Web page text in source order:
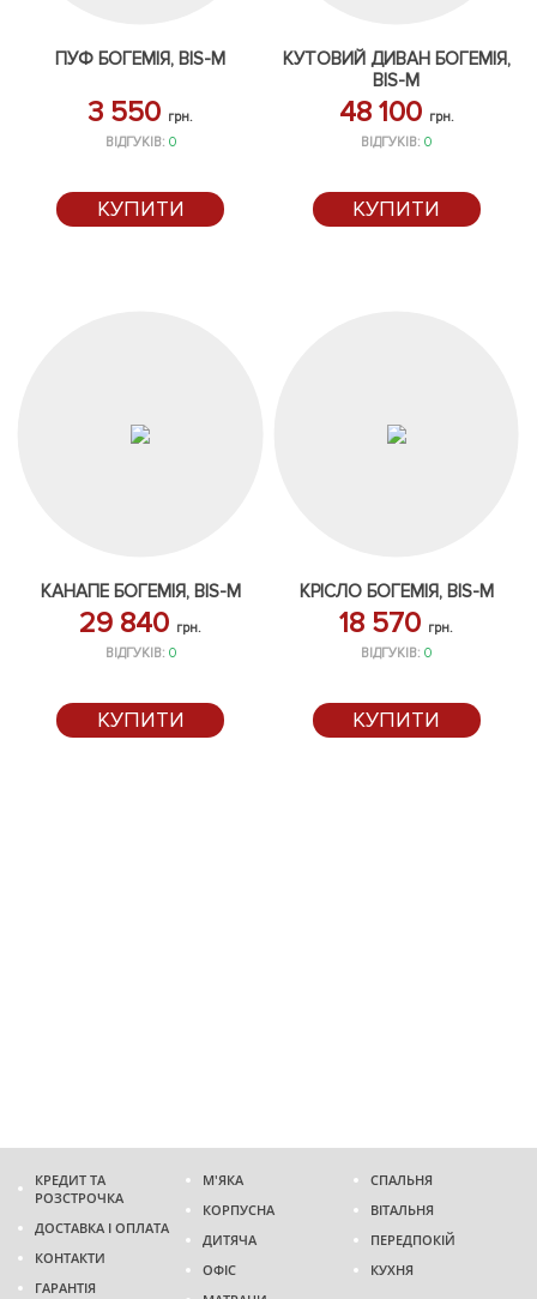
ПУФ БОГЕМІЯ, BIS-M
3 550 грн.
ВІДГУКІВ: 0
КУПИТИ
КУТОВИЙ ДИВАН БОГЕМІЯ,
BIS-M
48 100 грн.
ВІДГУКІВ:0
КУПИТИ
КАНАПЕ БОГЕМІЯ, BIS-M
29 840 грн.
ВІДГУКІВ: 0
КУПИТИ
КРІСЛО БОГЕМІЯ, BIS-M
18 570 грн.
ВІДГУКІВ:0
КУПИТИ
КРЕДИТ ТА
РОЗСТРОЧКА
ДОСТАВКА І ОПЛАТА
КОНТАКТИ
ГАРАНТІЯ
М'ЯКА
КОРПУСНА
ДИТЯЧА
ОФІС
СПАЛЬНЯ
ВІТАЛЬНЯ
ПЕРЕДПОКІЙ
КУХНЯ